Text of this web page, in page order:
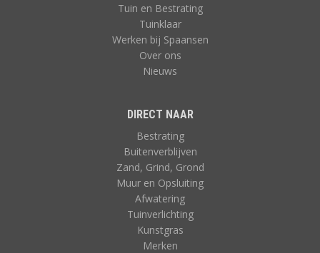
Tuin en Bestrating
Tuinklaar
Werken bij Spaansen
Over ons
Nieuws
DIRECT NAAR
Bestrating
Buitenverblijven
Zand, Grind, Grond
Muur en Opsluiting
Afwatering
Tuinverlichting
Kunstgras
Merken